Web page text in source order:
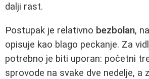
dalji rast.
Postupak je relativno bezbolan,
opisuje kao blago peckanje. Za
potrebno je biti uporan: početni
sprovode na svake dve nedelje, a